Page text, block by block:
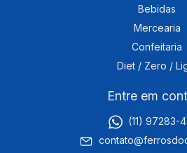
Bebidas
Mercearia
Confeitaria
Diet / Zero /
Entre em
(11) 97283-